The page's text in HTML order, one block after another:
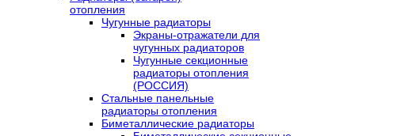
отопления
Чугунные радиаторы
Экраны-отражатели для
чугунных радиаторов
Чугунные секционные
радиаторы отопления
(РОССИЯ)
Стальные панельные
радиаторы отопления
Биметаллические радиаторы